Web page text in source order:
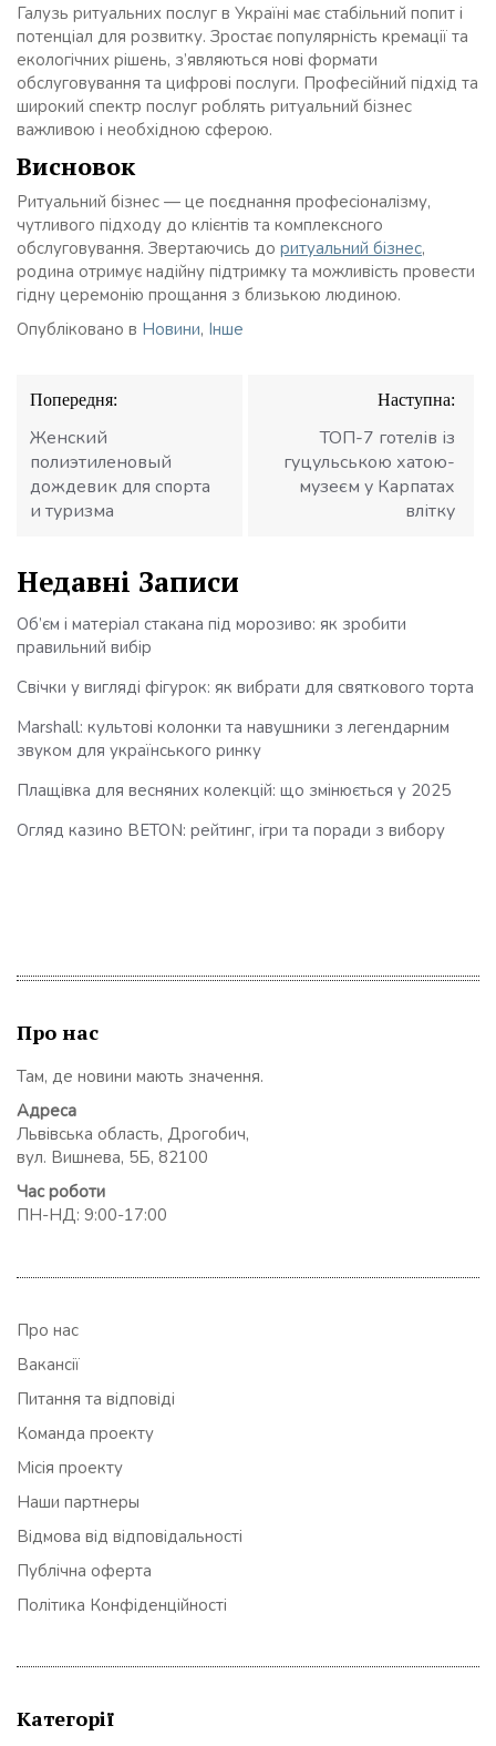
Галузь ритуальних послуг в Україні має стабільний попит і
потенціал для розвитку. Зростає популярність кремації та
екологічних рішень, з’являються нові формати
обслуговування та цифрові послуги. Професійний підхід та
широкий спектр послуг роблять ритуальний бізнес
важливою і необхідною сферою.
Висновок
Ритуальний бізнес — це поєднання професіоналізму,
чутливого підходу до клієнтів та комплексного
обслуговування. Звертаючись до ритуальний бізнес,
родина отримує надійну підтримку та можливість провести
гідну церемонію прощання з близькою людиною.
Опубліковано в Новини, Інше
Навігація
записів
Попередня:
Женский
полиэтиленовый
дождевик для спорта
и туризма
Наступна:
ТОП-7 готелів із
гуцульською хатою-
музеєм у Карпатах
влітку
Недавні Записи
Об’єм і матеріал стакана під морозиво: як зробити
правильний вибір
Свічки у вигляді фігурок: як вибрати для святкового торта
Marshall: культові колонки та навушники з легендарним
звуком для українського ринку
Плащівка для весняних колекцій: що змінюється у 2025
Огляд казино BETON: рейтинг, ігри та поради з вибору
Про нас
Там, де новини мають значення.
Адреса
Львівська область, Дрогобич,
вул. Вишнева, 5Б, 82100
Час роботи
ПН-НД: 9:00-17:00
Про нас
Вакансії
Питання та відповіді
Команда проекту
Місія проекту
Наши партнеры
Відмова від відповідальності
Публічна оферта
Політика Конфіденційності
Категорії